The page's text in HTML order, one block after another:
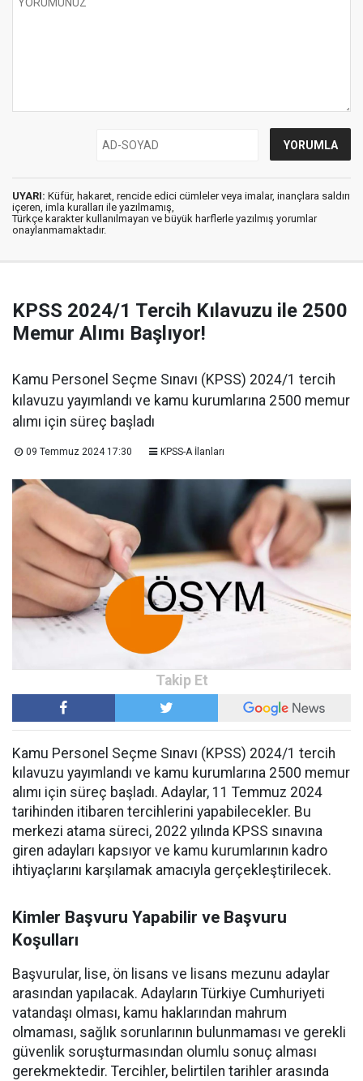
UYARI: Küfür, hakaret, rencide edici cümleler veya imalar, inançlara saldırı
içeren, imla kuralları ile yazılmamış,
Türkçe karakter kullanılmayan ve büyük harflerle yazılmış yorumlar
onaylanmamaktadır.
KPSS 2024/1 Tercih Kılavuzu ile 2500
Memur Alımı Başlıyor!
Kamu Personel Seçme Sınavı (KPSS) 2024/1 tercih
kılavuzu yayımlandı ve kamu kurumlarına 2500 memur
alımı için süreç başladı
09 Temmuz 2024 17:30 KPSS-A İlanları
Kamu Personel Seçme Sınavı (KPSS) 2024/1 tercih
kılavuzu yayımlandı ve kamu kurumlarına 2500 memur
alımı için süreç başladı. Adaylar, 11 Temmuz 2024
tarihinden itibaren tercihlerini yapabilecekler. Bu
merkezi atama süreci, 2022 yılında KPSS sınavına
giren adayları kapsıyor ve kamu kurumlarının kadro
ihtiyaçlarını karşılamak amacıyla gerçekleştirilecek.
Kimler Başvuru Yapabilir ve Başvuru
Koşulları
Başvurular, lise, ön lisans ve lisans mezunu adaylar
arasından yapılacak. Adayların Türkiye Cumhuriyeti
vatandaşı olması, kamu haklarından mahrum
olmaması, sağlık sorunlarının bulunmaması ve gerekli
güvenlik soruşturmasından olumlu sonuç alması
gerekmektedir. Tercihler, belirtilen tarihler arasında